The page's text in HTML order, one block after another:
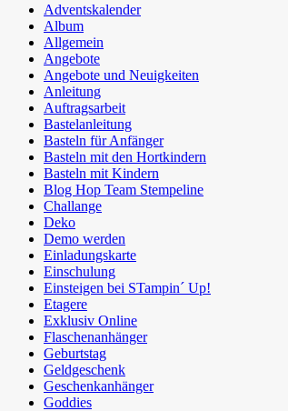
Adventskalender
Album
Allgemein
Angebote
Angebote und Neuigkeiten
Anleitung
Auftragsarbeit
Bastelanleitung
Basteln für Anfänger
Basteln mit den Hortkindern
Basteln mit Kindern
Blog Hop Team Stempeline
Challange
Deko
Demo werden
Einladungskarte
Einschulung
Einsteigen bei STampin´ Up!
Etagere
Exklusiv Online
Flaschenanhänger
Geburtstag
Geldgeschenk
Geschenkanhänger
Goddies